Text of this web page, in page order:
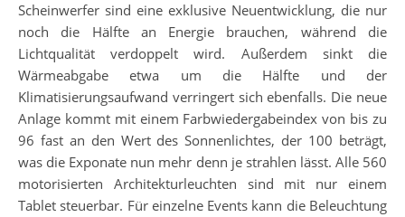
Scheinwerfer sind eine exklusive Neuentwicklung, die nur
noch die Hälfte an Energie brauchen, während die
Lichtqualität verdoppelt wird. Außerdem sinkt die
Wärmeabgabe etwa um die Hälfte und der
Klimatisierungsaufwand verringert sich ebenfalls. Die neue
Anlage kommt mit einem Farbwiedergabeindex von bis zu
96 fast an den Wert des Sonnenlichtes, der 100 beträgt,
was die Exponate nun mehr denn je strahlen lässt. Alle 560
motorisierten Architekturleuchten sind mit nur einem
Tablet steuerbar. Für einzelne Events kann die Beleuchtung